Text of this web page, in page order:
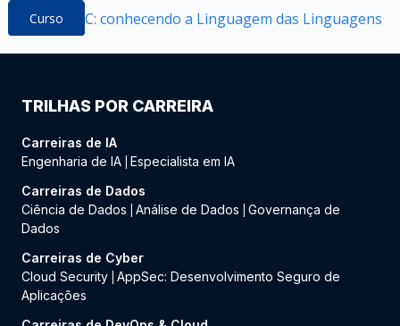
Curso C: conhecendo a Linguagem das Linguagens
TRILHAS POR CARREIRA
Carreiras de IA
Engenharia de IA Especialista em IA
Carreiras de Dados
Ciência de Dados
Análise de Dados
Governança de
Dados
Carreiras de Cyber
Cloud Security AppSec: Desenvolvimento Seguro de
Aplicações